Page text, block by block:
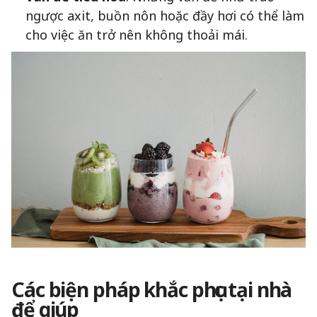
ngược axit, buồn nôn hoặc đầy hơi có thể làm
cho việc ăn trở nên không thoải mái.
Các biện pháp khắc phục tại nhà
để giúp